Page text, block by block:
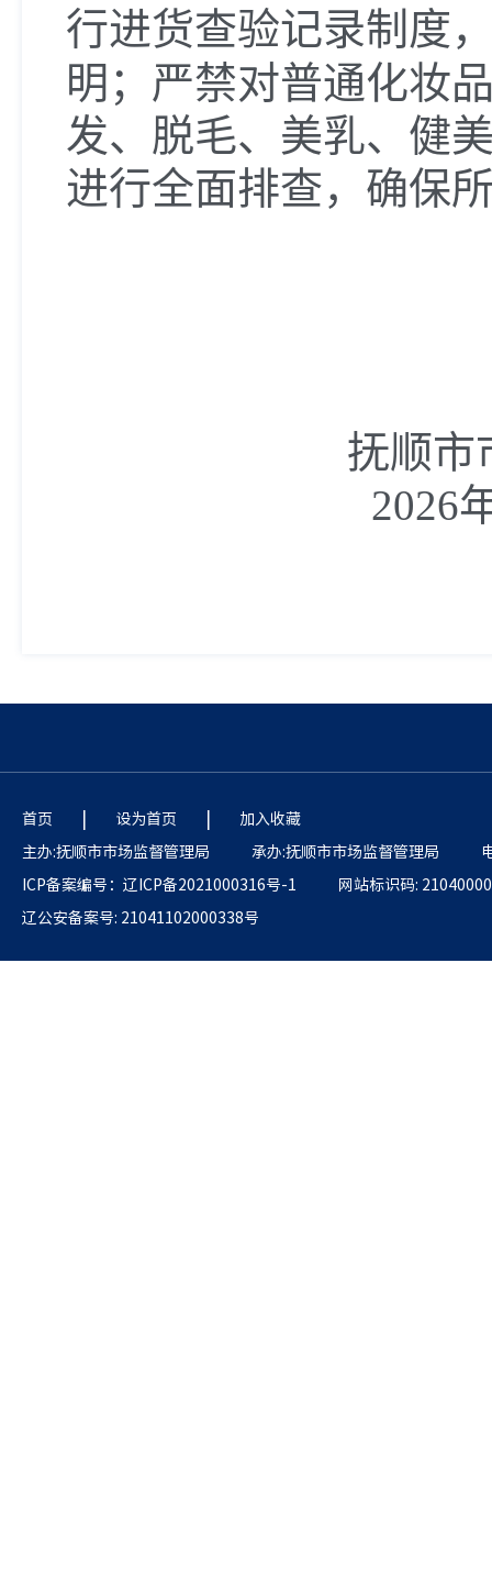
行进货查验记录制度
明；严禁对普通化妆
发、脱毛、美乳、健
进行全面排查，确保
抚顺市
2026
首页 | 设为首页 |
加入收藏
主办:抚顺市市场监督管理局
承办:抚顺市市场监督管理局
ICP备案编号：辽ICP备2021000316号-1
网站标识码:
辽公安备案号: 21041102000338号